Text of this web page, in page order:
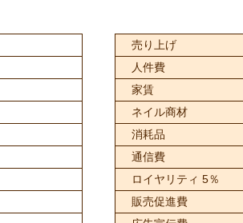
売り上げ
人件費
家賃
ネイル商材
消耗品
通信費
ロイヤリティ 5％
販売促進費